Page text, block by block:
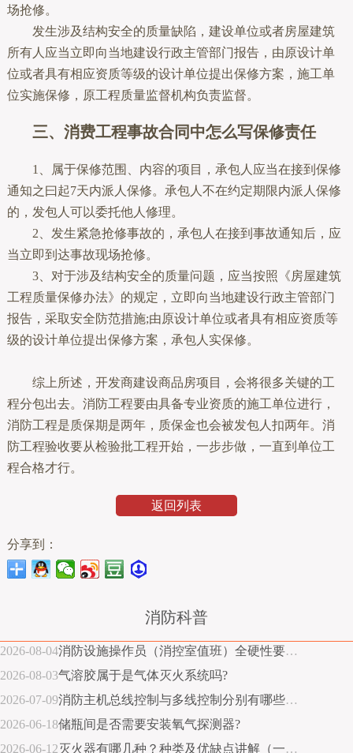
场抢修。
发生涉及结构安全的质量缺陷，建设单位或者房屋建筑
所有人应当立即向当地建设行政主管部门报告，由原设计单
位或者具有相应资质等级的设计单位提出保修方案，施工单
位实施保修，原工程质量监督机构负责监督。
三、消费工程事故合同中怎么写保修责任
1、属于保修范围、内容的项目，承包人应当在接到保修
通知之曰起7天内派人保修。承包人不在约定期限内派人保修
的，发包人可以委托他人修理。
2、发生紧急抢修事故的，承包人在接到事故通知后，应
当立即到达事故现场抢修。
3、对于涉及结构安全的质量问题，应当按照《房屋建筑
工程质量保修办法》的规定，立即向当地建设行政主管部门
报告，采取安全防范措施;由原设计单位或者具有相应资质等
级的设计单位提出保修方案，承包人实保修。
综上所述，开发商建设商品房项目，会将很多关键的工
程分包出去。消防工程要由具备专业资质的施工单位进行，
消防工程是质保期是两年，质保金也会被发包人扣两年。消
防工程验收要从检验批工程开始，一步步做，一直到单位工
程合格才行。
返回列表
分享到：
消防科普
2026-08-04消防设施操作员（消控室值班）全硬性要求指南
2026-08-03气溶胶属于是气体灭火系统吗?
2026-07-09消防主机总线控制与多线控制分别有哪些优缺点？
2026-06-18储瓶间是否需要安装氧气探测器?
2026-06-12灭火器有哪几种？种类及优缺点讲解（一张图说明）